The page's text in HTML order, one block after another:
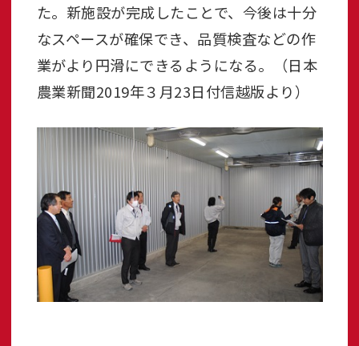
た。新施設が完成したことで、今後は十分
なスペースが確保でき、品質検査などの作
業がより円滑にできるようになる。（日本
農業新聞2019年３月23日付信越版より）